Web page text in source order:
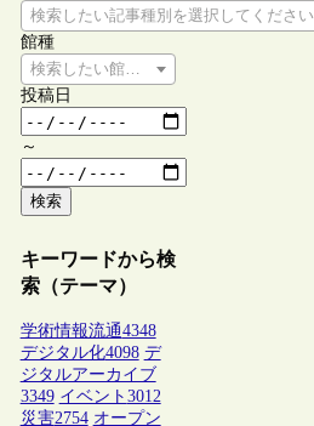
検索したい記事種別を選択してください
館種
検索したい館種を選択してください
投稿日
～
検索
キーワードから検
索（テーマ）
学術情報流通4348
デジタル化4098 デ
ジタルアーカイブ
3349 イベント 3012
災害2754 オープン